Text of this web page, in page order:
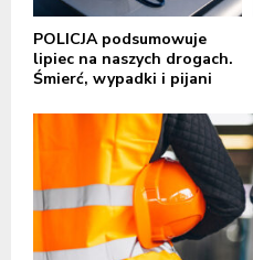
POLICJA podsumowuje
lipiec na naszych drogach.
Śmierć, wypadki i pijani